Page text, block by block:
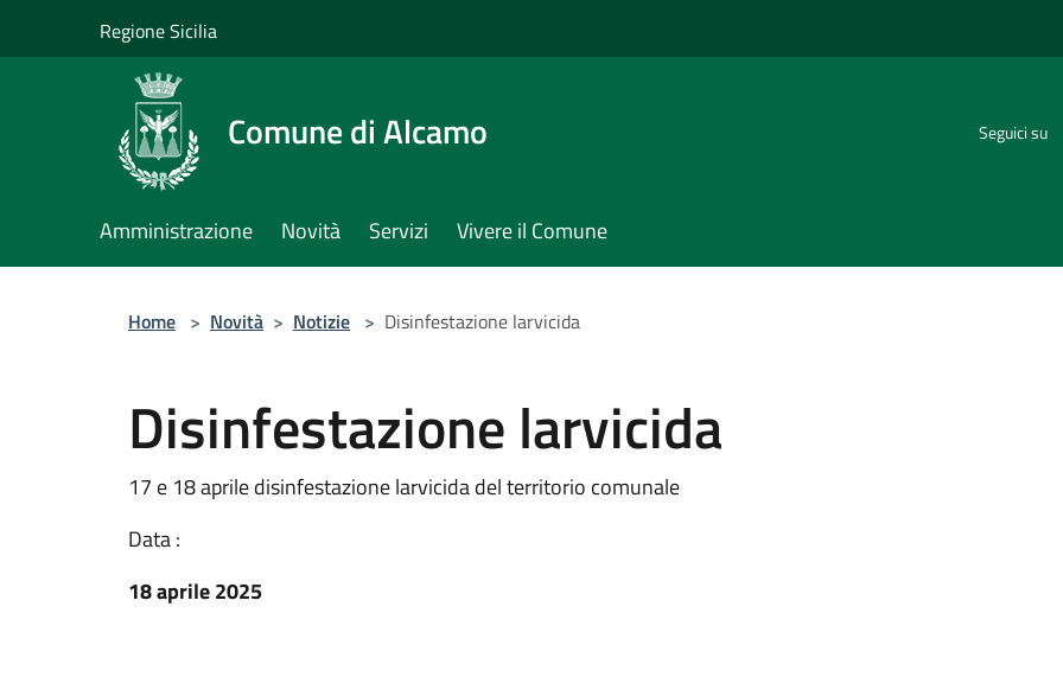
Regione Sicilia
Comune di Alcamo Seguici su
Amministrazione Novità Servizi Vivere il Comune
Home > Novità > Notizie > Disinfestazione larvicida
Disinfestazione larvicida
17 e 18 aprile disinfestazione larvicida del territorio comunale
Data :
18 aprile 2025